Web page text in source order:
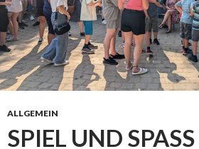
ALLGEMEIN
SPIEL UND